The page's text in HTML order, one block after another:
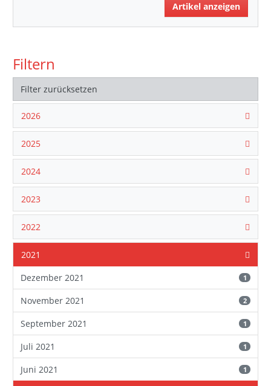
Artikel anzeigen
Filtern
Filter zurücksetzen
2026
2025
2024
2023
2022
2021
Dezember 2021
1
November 2021 2
September 2021 1
Juli 2021 1
Juni 2021 1